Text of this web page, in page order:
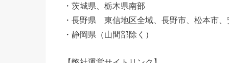
・茨城県、栃木県南部
・長野県 東信地区全域、長野市、松本市、
・静岡県（山間部除く）